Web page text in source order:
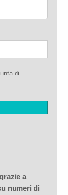
di
a
numeri di